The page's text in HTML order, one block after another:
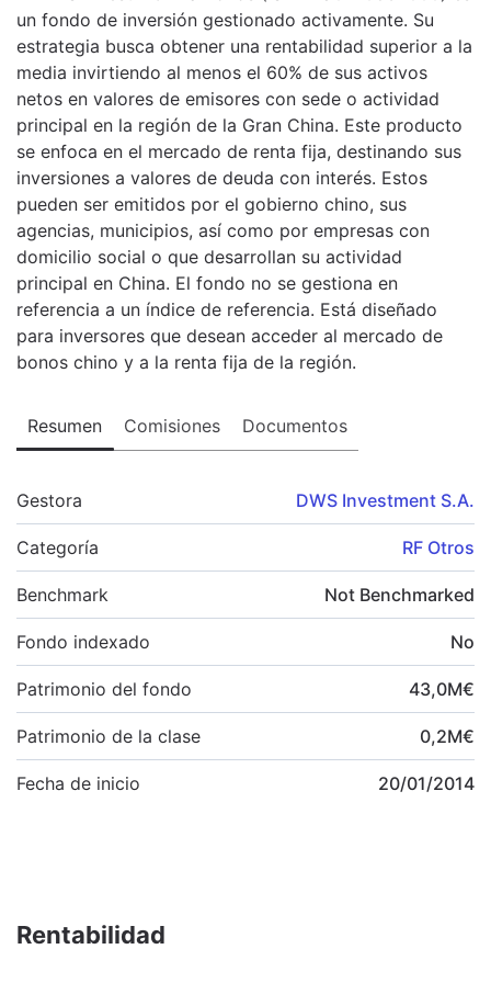
un fondo de inversión gestionado activamente. Su
estrategia busca obtener una rentabilidad superior a la
media invirtiendo al menos el 60% de sus activos
netos en valores de emisores con sede o actividad
principal en la región de la Gran China. Este producto
se enfoca en el mercado de renta fija, destinando sus
inversiones a valores de deuda con interés. Estos
pueden ser emitidos por el gobierno chino, sus
agencias, municipios, así como por empresas con
domicilio social o que desarrollan su actividad
principal en China. El fondo no se gestiona en
referencia a un índice de referencia. Está diseñado
para inversores que desean acceder al mercado de
bonos chino y a la renta fija de la región.
Resumen Comisiones Documentos
Gestora DWS Investment S.A.
Categoría RF Otros
Benchmark Not Benchmarked
Fondo indexado No
Patrimonio del fondo 43,0M€
Patrimonio de la clase 0,2M€
Fecha de inicio 20/01/2014
Rentabilidad